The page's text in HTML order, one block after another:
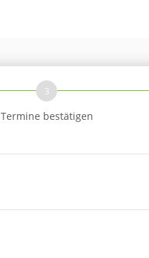
3
Termine bestätigen